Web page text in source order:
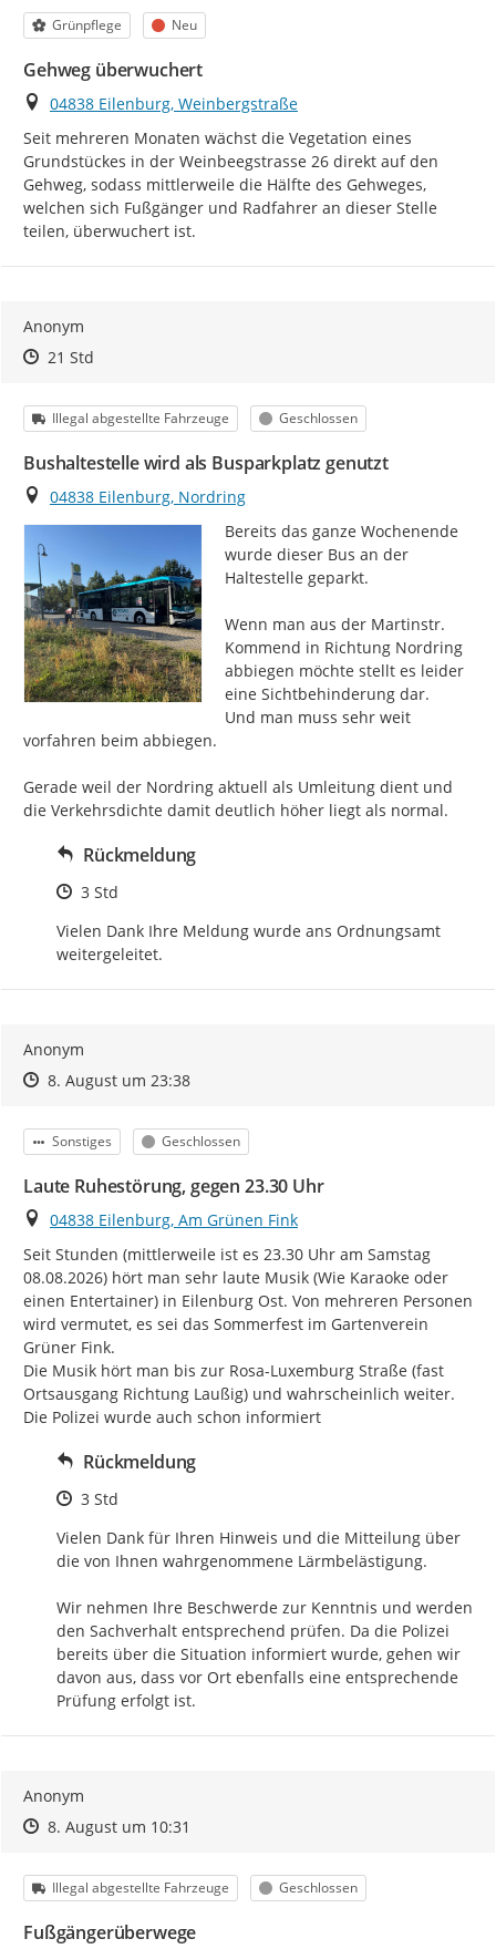
Kategorie
Grünpflege Status
Neu
Gehweg überwuchert
Ort
04838 Eilenburg, Weinbergstraße
Seit mehreren Monaten wächst die Vegetation eines
Grundstückes in der Weinbeegstrasse 26 direkt auf den
Gehweg, sodass mittlerweile die Hälfte des Gehweges,
welchen sich Fußgänger und Radfahrer an dieser Stelle
teilen, überwuchert ist.
Anonym
Zeitpunkt des Erstellens
Zeitpunkt des Erstellens
21 StdZur Äußerung
Kategorie
Illegal abgestellte Fahrzeuge Status
Geschlossen
Bushaltestelle wird als Busparkplatz genutzt
Ort
04838 Eilenburg, Nordring
Bereits das ganze Wochenende
wurde dieser Bus an der
Haltestelle geparkt.
Wenn man aus der Martinstr.
Kommend in Richtung Nordring
abbiegen möchte stellt es leider
eine Sichtbehinderung dar.
Und man muss sehr weit
vorfahren beim abbiegen.
Gerade weil der Nordring aktuell als Umleitung dient und
die Verkehrsdichte damit deutlich höher liegt als normal.
Rückmeldung
Zeitpunkt des Erstellens
3 Std
Vielen Dank Ihre Meldung wurde ans Ordnungsamt
weitergeleitet.
Anonym
Zeitpunkt des Erstellens
Zeitpunkt des Erstellens
8. August um 23:38Zur Äußerung
Kategorie
Sonstiges Status
Geschlossen
Laute Ruhestörung, gegen 23.30 Uhr
Ort
04838 Eilenburg, Am Grünen Fink
Seit Stunden (mittlerweile ist es 23.30 Uhr am Samstag
08.08.2026) hört man sehr laute Musik (Wie Karaoke oder
einen Entertainer) in Eilenburg Ost. Von mehreren Personen
wird vermutet, es sei das Sommerfest im Gartenverein
Grüner Fink.
Die Musik hört man bis zur Rosa-Luxemburg Straße (fast
Ortsausgang Richtung Laußig) und wahrscheinlich weiter.
Die Polizei wurde auch schon informiert
Rückmeldung
Zeitpunkt des Erstellens
3 Std
Vielen Dank für Ihren Hinweis und die Mitteilung über
die von Ihnen wahrgenommene Lärmbelästigung.
Wir nehmen Ihre Beschwerde zur Kenntnis und werden
den Sachverhalt entsprechend prüfen. Da die Polizei
bereits über die Situation informiert wurde, gehen wir
davon aus, dass vor Ort ebenfalls eine entsprechende
Prüfung erfolgt ist.
Anonym
Zeitpunkt des Erstellens
Zeitpunkt des Erstellens
8. August um 10:31
Kategorie
Illegal abgestellte Fahrzeuge Status
Geschlossen
Fußgängerüberwege